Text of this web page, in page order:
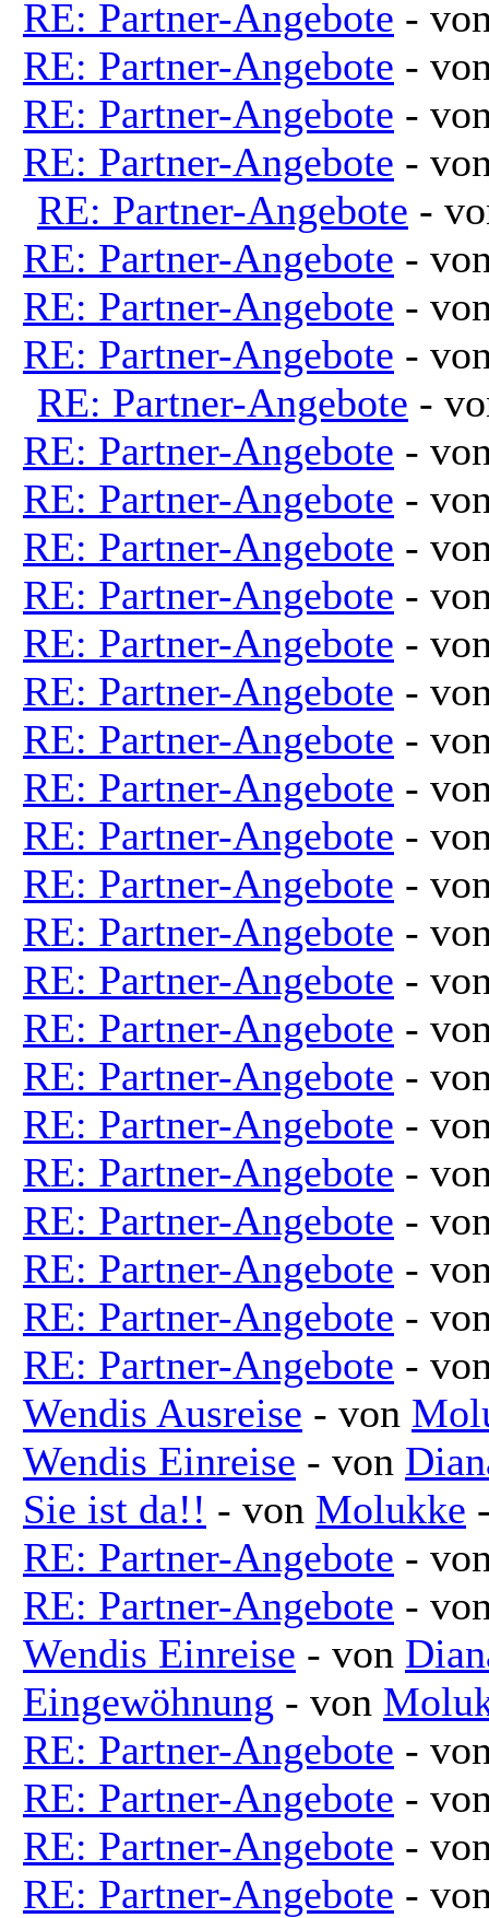
RE: Partner-Angebote -
RE: Partner-Angebote -
RE: Partner-Angebote -
RE: Partner-Angebote -
RE: Partner-Angebote -
RE: Partner-Angebote -
RE: Partner-Angebote -
RE: Partner-Angebote -
RE: Partner-Angebote -
RE: Partner-Angebote -
RE: Partner-Angebote -
RE: Partner-Angebote -
RE: Partner-Angebote -
RE: Partner-Angebote -
RE: Partner-Angebote -
RE: Partner-Angebote -
RE: Partner-Angebote -
RE: Partner-Angebote -
RE: Partner-Angebote -
RE: Partner-Angebote -
RE: Partner-Angebote -
RE: Partner-Angebote -
RE: Partner-Angebote -
RE: Partner-Angebote -
RE: Partner-Angebote -
RE: Partner-Angebote -
RE: Partner-Angebote -
RE: Partner-Angebote -
RE: Partner-Angebote -
Wendis Ausreise - von
Wendis Einreise - von
Sie ist da!! - von Molukke
RE: Partner-Angebote -
RE: Partner-Angebote -
Wendis Einreise - von
Eingewöhnung - von
RE: Partner-Angebote -
RE: Partner-Angebote -
RE: Partner-Angebote -
RE: Partner-Angebote -